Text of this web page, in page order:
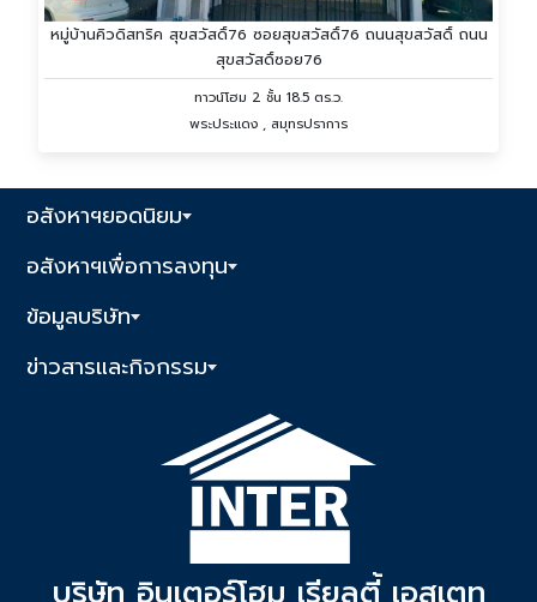
หมู่บ้านคิวดิสทริค สุขสวัสดิ์76 ซอยสุขสวัสดิ์76 ถนนสุขสวัสดิ์ ถนน
สุขสวัสดิ์ซอย76
ทาวน์โฮม 2 ชั้น 18.5 ตร.ว.
พระประแดง , สมุทรปราการ
อสังหาฯยอดนิยม
อสังหาฯเพื่อการลงทุน
ข้อมูลบริษัท
ข่าวสารและกิจกรรม